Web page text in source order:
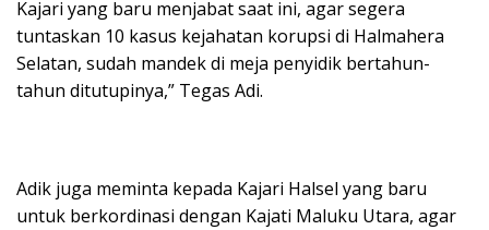
Kajari yang baru menjabat saat ini, agar segera
tuntaskan 10 kasus kejahatan korupsi di Halmahera
Selatan, sudah mandek di meja penyidik bertahun-
tahun ditutupinya,” Tegas Adi.
Adik juga meminta kepada Kajari Halsel yang baru
untuk berkordinasi dengan Kajati Maluku Utara, agar